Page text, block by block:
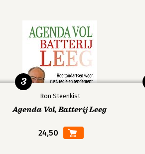
Ron Steenkist
Agenda Vol, Batterij Leeg
24,50
3